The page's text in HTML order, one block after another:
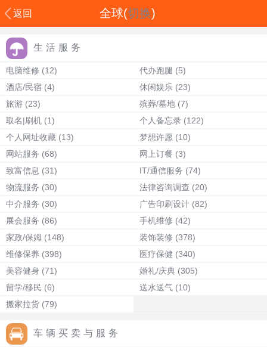
返回 全球(切换)
生活服务
电脑维修 (12) 代办跑腿 (5)
酒店/民宿 (4) 休闲娱乐 (23)
旅游 (23) 殡葬/墓地 (7)
取名|刷机 (1) 个人备忘录 (122)
个人网址收藏 (13) 梦想许愿 (10)
网站服务 (68) 网上订餐 (3)
致富信息 (31) IT/通信服务 (74)
物流服务 (30) 法律咨询调查 (20)
中介服务 (30) 广告印刷设计 (82)
展会服务 (86) 手机维修 (42)
家政/保姆 (148) 装饰装修 (378)
维修保养 (398) 医疗保健 (340)
美容健身 (71) 婚礼/庆典 (305)
留学/移民 (6) 送水送气 (10)
搬家拉货 (79)
车辆买卖与服务